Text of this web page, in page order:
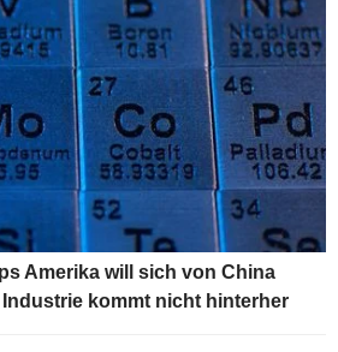
Amerika will sich von China
kommt nicht hinterher